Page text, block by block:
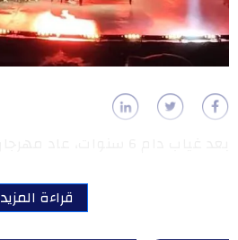
قراءة المزيد